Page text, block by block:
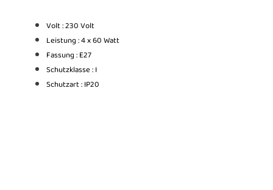
Volt : 230 Volt
Leistung : 4 x 60 Watt
Fassung : E27
Schutzklasse : I
Schutzart : IP20